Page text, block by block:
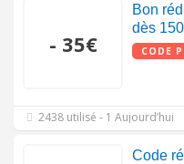
- 35€
Bon
dès
CODE
2438 utilisé - 1 Aujourd’hui
Code